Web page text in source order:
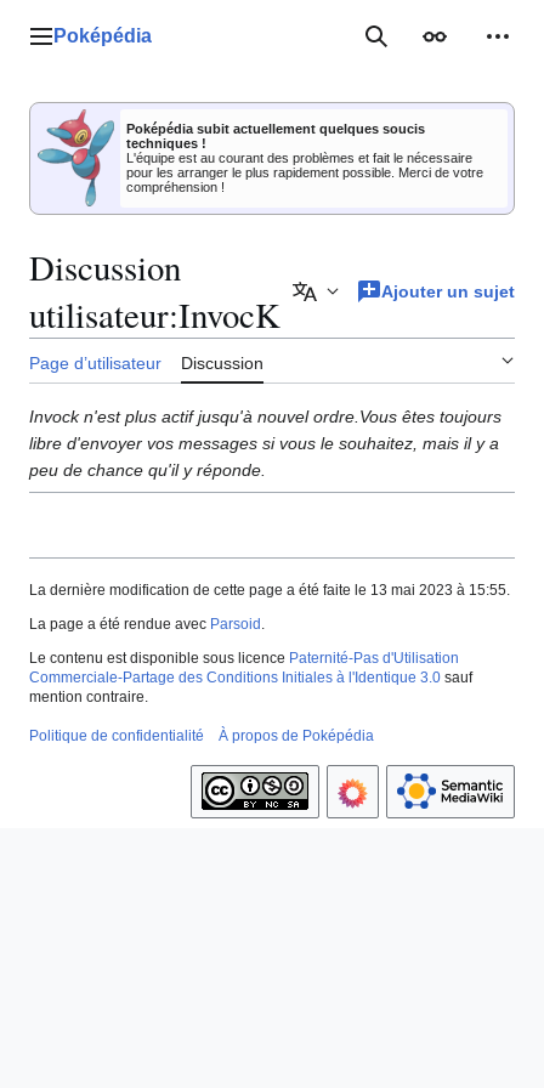
Menu principal
Poképédia RechercherApparence
Poképédia subit actuellement quelques soucis
techniques !
L'équipe est au courant des problèmes et fait le nécessaire
pour les arranger le plus rapidement possible. Merci de votre
compréhension !
Discussion
utilisateur:InvocK Ajouter des langues
Ajouter un sujet
Page d’utilisateur Discussion
Invock n'est plus actif jusqu'à nouvel ordre.Vous êtes toujours
libre d'envoyer vos messages si vous le souhaitez, mais il y a
peu de chance qu'il y réponde.
La dernière modification de cette page a été faite le 13 mai 2023 à 15:55.
La page a été rendue avec Parsoid
Le contenu est disponible sous licence Paternité-Pas d'Utilisation
Commerciale-Partage des Conditions Initiales à l'Identique 3.0 sauf
mention contraire.
Politique de confidentialité À propos de Poképédia